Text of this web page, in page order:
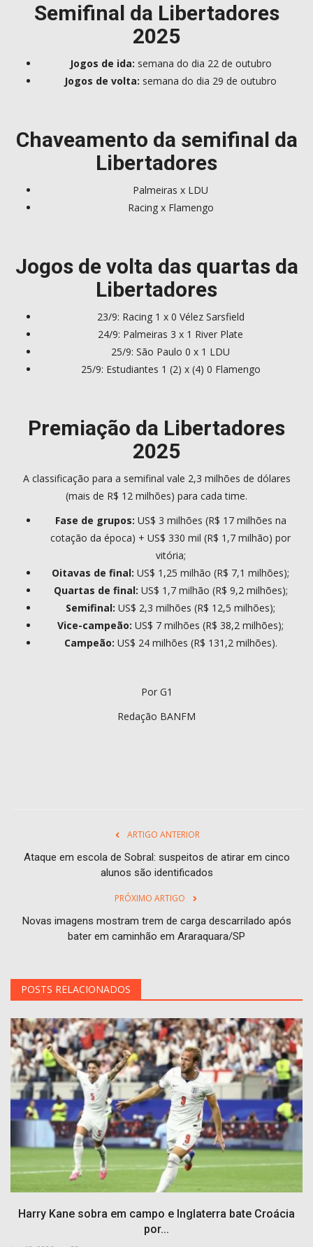
Semifinal da Libertadores
2025
Jogos de ida: semana do dia 22 de outubro
Jogos de volta: semana do dia 29 de outubro
Chaveamento da semifinal da
Libertadores
Palmeiras x LDU
Racing x Flamengo
Jogos de volta das quartas da
Libertadores
23/9: Racing 1 x 0 Vélez Sarsfield
24/9: Palmeiras 3 x 1 River Plate
25/9: São Paulo 0 x 1 LDU
25/9: Estudiantes 1 (2) x (4) 0 Flamengo
Premiação da Libertadores
2025
A classificação para a semifinal vale 2,3 milhões de dólares
(mais de R$ 12 milhões) para cada time.
Fase de grupos: US$ 3 milhões (R$ 17 milhões na
cotação da época) + US$ 330 mil (R$ 1,7 milhão) por
vitória;
Oitavas de final: US$ 1,25 milhão (R$ 7,1 milhões);
Quartas de final: US$ 1,7 milhão (R$ 9,2 milhões);
Semifinal: US$ 2,3 milhões (R$ 12,5 milhões);
Vice-campeão: US$ 7 milhões (R$ 38,2 milhões);
Campeão: US$ 24 milhões (R$ 131,2 milhões).
Por G1
Redação BANFM
ARTIGO ANTERIOR
Ataque em escola de Sobral: suspeitos de atirar em cinco
alunos são identificados
PRÓXIMO ARTIGO
Novas imagens mostram trem de carga descarrilado após
bater em caminhão em Araraquara/SP
POSTS RELACIONADOS
Harry Kane sobra em campo e Inglaterra bate Croácia
por...